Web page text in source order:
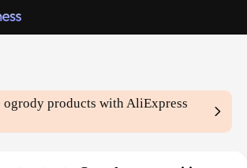
ogrody products with AliExpress